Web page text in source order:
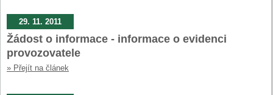
29. 11. 2011
Žádost o informace - informace o evidenci
provozovatele
» Přejít na článek